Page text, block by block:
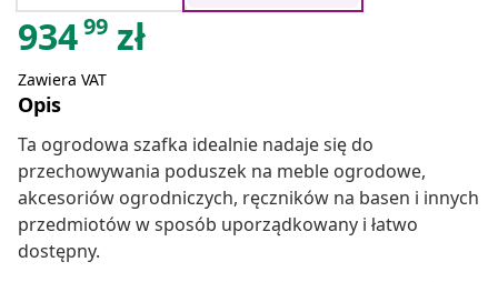
93499 zł
Zawiera VAT
Opis
Ta ogrodowa szafka idealnie nadaje się do
przechowywania poduszek na meble ogrodowe,
akcesoriów ogrodniczych, ręczników na basen i innych
przedmiotów w sposób uporządkowany i łatwo
dostępny.